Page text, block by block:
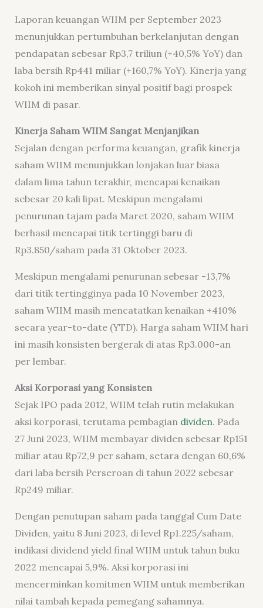
Laporan keuangan WIIM per September 2023
menunjukkan pertumbuhan berkelanjutan dengan
pendapatan sebesar Rp3,7 triliun (+40,5% YoY) dan
laba bersih Rp441 miliar (+160,7% YoY). Kinerja yang
kokoh ini memberikan sinyal positif bagi prospek
WIIM di pasar.
Kinerja Saham WIIM Sangat Menjanjikan
Sejalan dengan performa keuangan, grafik kinerja
saham WIIM menunjukkan lonjakan luar biasa
dalam lima tahun terakhir, mencapai kenaikan
sebesar 20 kali lipat. Meskipun mengalami
penurunan tajam pada Maret 2020, saham WIIM
berhasil mencapai titik tertinggi baru di
Rp3.850/saham pada 31 Oktober 2023.
Meskipun mengalami penurunan sebesar -13,7%
dari titik tertingginya pada 10 November 2023,
saham WIIM masih mencatatkan kenaikan +410%
secara year-to-date (YTD). Harga saham WIIM hari
ini masih konsisten bergerak di atas Rp3.000-an
per lembar.
Aksi Korporasi yang Konsisten
Sejak IPO pada 2012, WIIM telah rutin melakukan
aksi korporasi, terutama pembagian dividen. Pada
27 Juni 2023, WIIM membayar dividen sebesar Rp151
miliar atau Rp72,9 per saham, setara dengan 60,6%
dari laba bersih Perseroan di tahun 2022 sebesar
Rp249 miliar.
Dengan penutupan saham pada tanggal Cum Date
Dividen, yaitu 8 Juni 2023, di level Rp1.225/saham,
indikasi dividend yield final WIIM untuk tahun buku
2022 mencapai 5,9%. Aksi korporasi ini
mencerminkan komitmen WIIM untuk memberikan
nilai tambah kepada pemegang sahamnya.